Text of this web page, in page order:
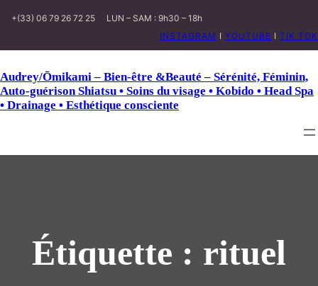
+(33) 06 79 26 72 25
LUN – SAM : 9h30 – 18h
INSTAGRAM I YOUTUBE I TIK TOK
Audrey/Ōmikami – Bien-être &Beauté – Sérénité, Féminin,
Auto-guérison Shiatsu • Soins du visage • Kobido • Head Spa
• Drainage • Esthétique consciente
Étiquette : rituel